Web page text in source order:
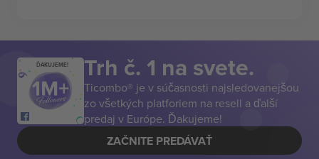
ĎAKUJEME! Trh č. 1 na svete.
Ticombo® je v súčasnosti najsledovanejšou
zo všetkých platforiem na resell a ďalší
predaj v Európe. Ďakujeme!
ZAČNITE PREDÁVAŤ